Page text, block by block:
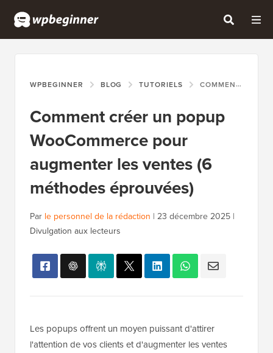
WPBEGINNER BLOG TUTORIELS COMMENT CRÉER UN POPUP WOOCOMMERCE POUR AUGMENTER LES VENTES (6 MÉTHODES ÉPROUVÉES)
Comment créer un popup
WooCommerce pour
augmenter les ventes (6
méthodes éprouvées)
Par le personnel de la rédaction | 23 décembre 2025 |
Divulgation aux lecteurs
Les popups offrent un moyen puissant d'attirer
l'attention de vos clients et d'augmenter les ventes